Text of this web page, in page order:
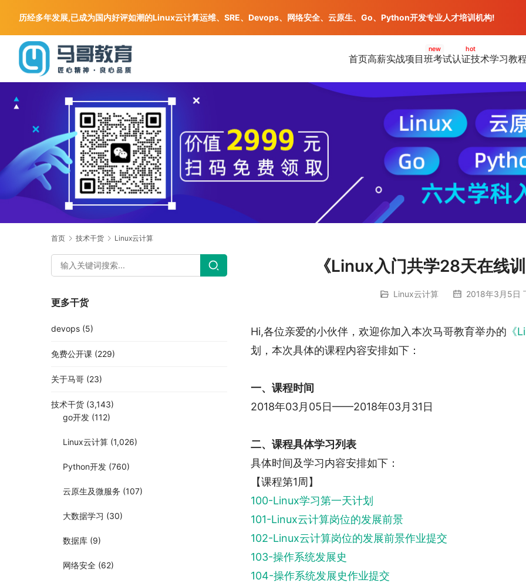
首页高薪实战项目班
new
考试认证
hot
技术学习教程
首页 技术干货 Linux云计算
《Linux入门共学28天在线
Linux云计算 2018年3月5日
Hi,各位亲爱的小伙伴，欢迎你加入本次马哥教育举办的 《
划，本次具体的课程内容安排如下：
一、课程时间
2018年03月05日——2018年03月31日
二、课程具体学习列表
具体时间及学习内容安排如下：
【课程第1周】
100-Linux学习第一天计划
101-Linux云计算岗位的发展前景
102-Linux云计算岗位的发展前景作业提交
103-操作系统发展史
104-操作系统发展史作业提交
更多干货
devops (5)
免费公开课 (229)
关于马哥 (23)
技术干货 (3,143)
go开发 (112)
Linux云计算 (1,026)
Python开发 (760)
云原生及微服务 (107)
大数据学习 (30)
数据库 (9)
网络安全 (62)
历经多年发展,已成为国内好评如潮的Linux云计算运维、SRE、Devops、网络安全、云原生、Go、Python开发专业人才培训机构!